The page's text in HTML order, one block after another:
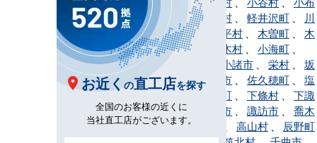
施町 、麻績村 軽井沢町
川
上村、 木島平村 木曽町
木
祖村、 北相木村 小海町
駒ヶ根市
小諸市 栄村
坂
城町、佐久市 佐久穂町
塩
尻市、信濃町 下條村
下諏
訪町、 須坂市 諏訪市
喬木
村、高森町 高山村
辰野町
お近く の直工店を探す
全国のお客様の近くに
当社直工店がございます。